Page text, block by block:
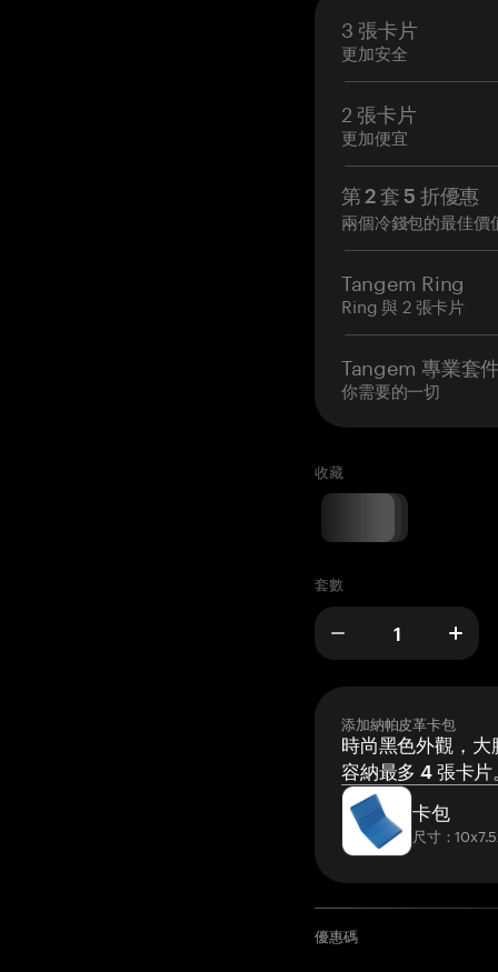
3 張卡片
更加安全
2 張卡片
更加便宜
第 2 套 5 折優惠
兩個冷錢包的最佳價
Tangem Ring
Ring 與 2 張卡片
Tangem 專業套
你需要的一切
收藏
套數
添加納帕皮革卡包
時尚黑色外觀，大
容納最多 4 張卡片
卡包
尺寸：
優惠碼